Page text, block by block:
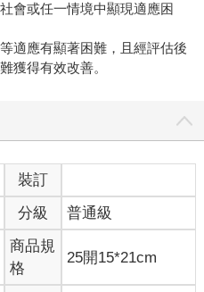
會或任一情境中顯現適應困
適應有顯著困難，且經評估後
獲得有效改善。
裝訂
分級 普通級
商品規
格
25開15*21cm